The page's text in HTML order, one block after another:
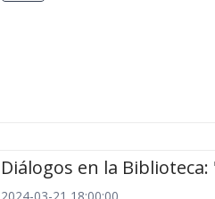
Diálogos en la
2024-03-21 18:00:00